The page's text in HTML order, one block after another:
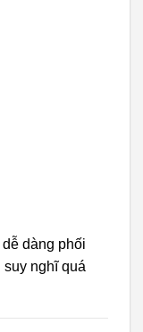
dàng phối
nghĩ quá